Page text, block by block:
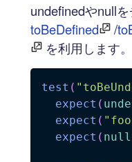
undefinedやnullを
toBeDefined
/
を利用します。
test (
expect (
expect (
expect ( null